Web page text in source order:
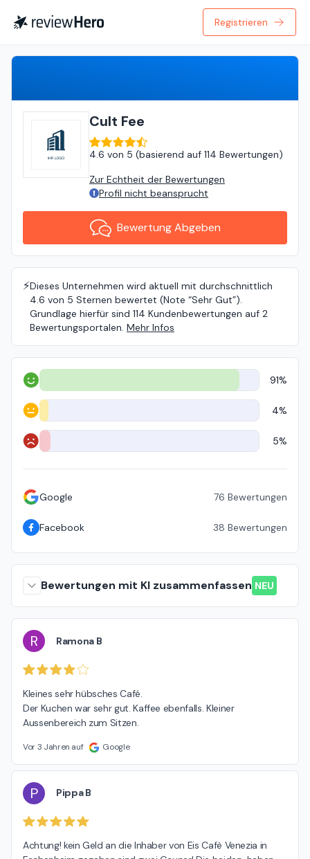
Registrieren
Cult Fee
4.6 von 5 (basierend auf 114 Bewertungen)
Zur Echtheit der Bewertungen
Profil nicht beansprucht
Bewertung Abgeben
⚡️Dieses Unternehmen wird aktuell mit durchschnittlich
4.6 von 5 Sternen bewertet (Note “Sehr Gut”).
Grundlage hierfür sind 114 Kundenbewertungen auf 2
Bewertungsportalen. Mehr Infos
Positiv 91%
Neutral 4%
Negativ 5%
Google 76 Bewertungen
Facebook 38 Bewertungen
Bewertungen mit KI zusammenfassen NEU
R Ramona B
Kleines sehr hübsches Café.
Der Kuchen war sehr gut. Kaffee ebenfalls. Kleiner
Aussenbereich zum Sitzen.
Vor 3 Jahren auf Google
P Pippa B
Achtung! kein Geld an die Inhaber von Eis Cafè Venezia in